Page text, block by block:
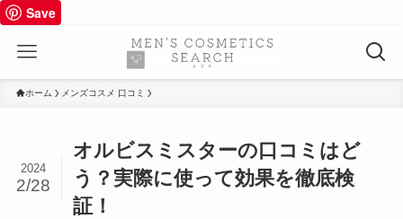
Save
ホーム メンズコスメ 口コミ
オルビスミスターの口コミはど
う？実際に使って効果を徹底検
証！
2024
2/28